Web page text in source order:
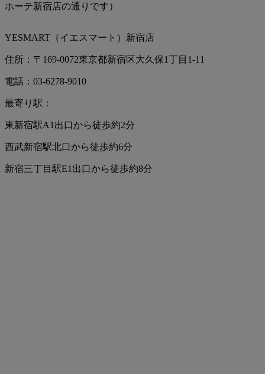
ホーテ新宿店の通りです）
YESMART（イエスマート）新宿店
住所：〒169-0072東京都新宿区大久保1丁目1-11
電話：03-6278-9010
最寄り駅：
東新宿駅A1出口から徒歩約2分
西武新宿駅北口から徒歩約6分
新宿三丁目駅E1出口から徒歩約8分